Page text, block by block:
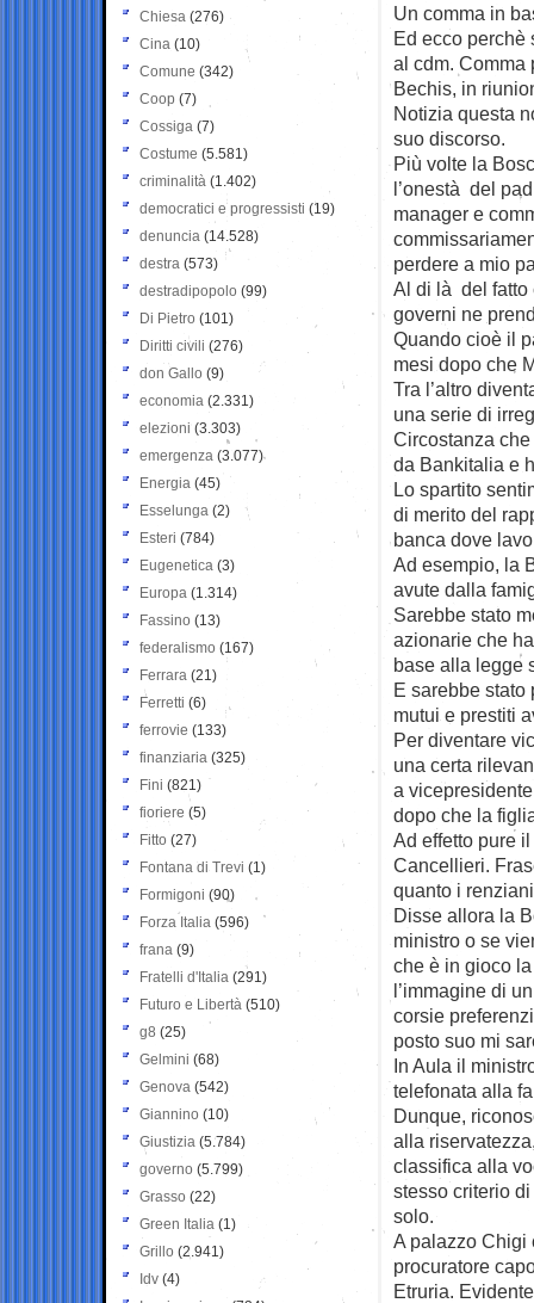
Un comma in
Ed ecco perchè
al cdm. Comma
Bechis, in
Notizia questa
suo discorso.
Più volte la
l’onestà del
manager e
perdere a mio
Al di là del fatto
governi ne
Quando cioè il
mesi dopo che
Tra l’altro
una serie di
Circostanza
da Bankitalia e
Lo spartito
di merito del
banca dove
Ad esempio, la
avute dalla
Sarebbe stato
azionarie che
base alla legge
E sarebbe stato
mutui e prestiti
Per diventare
una certa
a
dopo che la
Ad effetto pure
Cancellieri.
quanto i
Disse allora la
ministro o se
che è in gioco
l’immagine di
corsie
posto suo mi
In Aula il
telefonata alla
Dunque,
alla
classifica alla
stesso criterio
solo.
A palazzo Chigi
procuratore
Etruria.
Chiesa (276)
Cina (10)
Comune (342)
Coop (7)
Cossiga (7)
Costume (5.581)
criminalità (1.402)
democratici e progressisti (19)
denuncia (14.528)
destra (573)
destradipopolo (99)
Di Pietro (101)
Diritti civili (276)
don Gallo (9)
economia (2.331)
elezioni (3.303)
emergenza (3.077)
Energia (45)
Esselunga (2)
Esteri (784)
Eugenetica (3)
Europa (1.314)
Fassino (13)
federalismo (167)
Ferrara (21)
Ferretti (6)
ferrovie (133)
finanziaria (325)
Fini (821)
fioriere (5)
Fitto (27)
Fontana di Trevi (1)
Formigoni (90)
Forza Italia (596)
frana (9)
Fratelli d'Italia (291)
Futuro e Libertà (510)
g8 (25)
Gelmini (68)
Genova (542)
Giannino (10)
Giustizia (5.784)
governo (5.799)
Grasso (22)
Green Italia (1)
Grillo (2.941)
Idv (4)